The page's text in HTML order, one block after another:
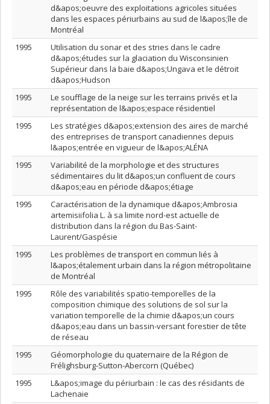
d&apos;oeuvre des exploitations agricoles situées
dans les espaces périurbains au sud de l&apos;île de
Montréal
1995
Utilisation du sonar et des stries dans le cadre
d&apos;études sur la glaciation du Wisconsinien
Supérieur dans la baie d&apos;Ungava et le détroit
d&apos;Hudson
1995
Le soufflage de la neige sur les terrains privés et la
représentation de l&apos;espace résidentiel
1995
Les stratégies d&apos;extension des aires de marché
des entreprises de transport canadiennes depuis
l&apos;entrée en vigueur de l&apos;ALÉNA
1995
Variabilité de la morphologie et des structures
sédimentaires du lit d&apos;un confluent de cours
d&apos;eau en période d&apos;étiage
1995
Caractérisation de la dynamique d&apos;Ambrosia
artemisiifolia L. à sa limite nord-est actuelle de
distribution dans la région du Bas-Saint-
Laurent/Gaspésie
1995
Les problèmes de transport en commun liés à
l&apos;étalement urbain dans la région métropolitaine
de Montréal
1995
Rôle des variabilités spatio-temporelles de la
composition chimique des solutions de sol sur la
variation temporelle de la chimie d&apos;un cours
d&apos;eau dans un bassin-versant forestier de tête
de réseau
1995
Géomorphologie du quaternaire de la Région de
Frélighsburg-Sutton-Abercorn (Québec)
1995
L&apos;image du périurbain : le cas des résidants de
Lachenaie